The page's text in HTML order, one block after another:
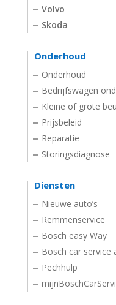
Volvo
Skoda
Onderhoud
Onderhoud
Bedrijfswagen
Kleine of grote
Prijsbeleid
Reparatie
Storingsdiagnose
Diensten
Nieuwe auto’s
Remmenservice
Bosch easy Way
Bosch car service
Pechhulp